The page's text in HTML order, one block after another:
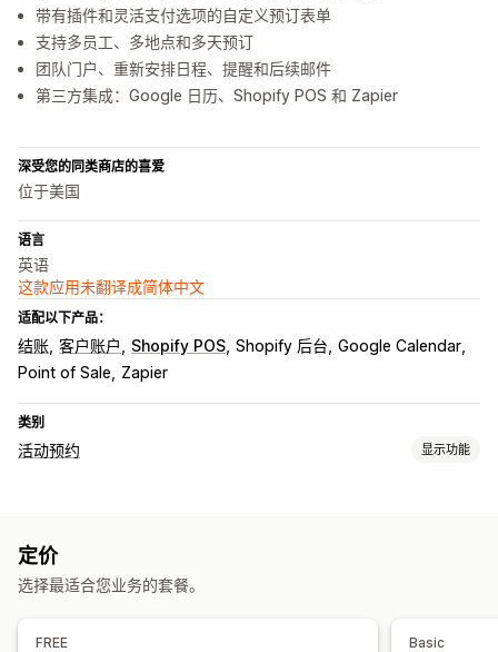
带有插件和灵活支付选项的自定义预订表单
支持多员工、多地点和多天预订
团队门户、重新安排日程、提醒和后续邮件
第三方集成：Google 日历、Shopify POS 和 Zapier
深受您的同类商店的喜爱
位于美国
语言
英语
这款应用未翻译成简体中文
适配以下产品：
结账 客户账户 Shopify POS Shopify 后台 Google Calendar
Point of Sale
Zapier
类别
活动预约 显示功能
定价
选择最适合您业务的套餐。
FREE Basic